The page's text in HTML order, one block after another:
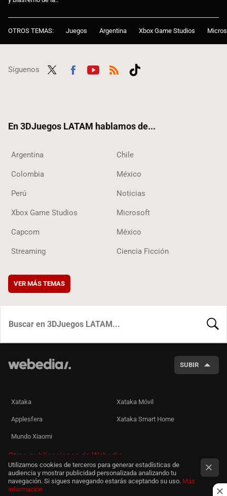
OTROS TEMAS: Juegos Argentina Xbox Game Studios
Síguenos
En 3DJuegos LATAM hablamos de...
Argentina Chile
Colombia México
Perú Noticias
Xbox Game Studios Microsoft
Capcom México
Streaming Ciencia Ficción
VER MÁS TEMAS
SUBIR
Xataka Xataka Móvil
Applesfera Xataka Smart Home
Mundo Xiaomi
Otras publicaciones de Webedia
Utilizamos cookies de terceros para generar estadísticas de
audiencia y mostrar publicidad personalizada analizando tu
navegación. Si sigues navegando estarás aceptando su uso. Más
información